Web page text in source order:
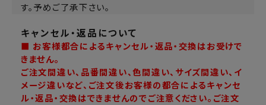
す。予めご了承下さい。
キャンセル・返品について
■ お客様都合によるキャンセル・返品・交換はお受けで
きません。
ご注文間違い、品番間違い、色間違い、サイズ間違い、イ
メージ違いなど、ご注文後お客様の都合によるキャンセ
ル・返品・交換はできませんのでご注意ください。ご注文